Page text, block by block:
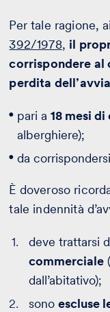
Per tale ragione,
392/1978, il
corrispondere al
perdita
pari a18 mesi di
alberghiere);
da
È doveroso
tale indennità
deve trattarsi
commerciale
dall’abitativo);
sonoescluse